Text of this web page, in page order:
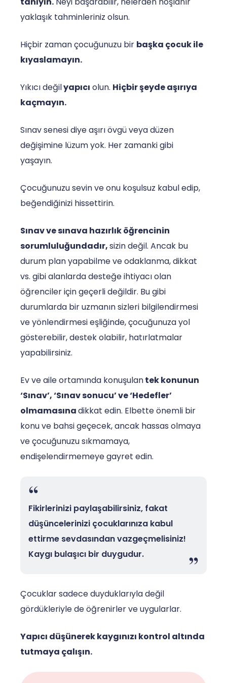
yaklaşık tahminleriniz olsun.
Hiçbir zaman çocuğunuzu bir başka çocuk ile
kıyaslamayın.
Yıkıcı değilyapıcı olun. Hiçbir şeyde aşırıya
kaçmayın.
Sınav senesi diye aşırı övgü veya düzen
değişimine lüzum yok. Her zamanki gibi
yaşayın.
Çocuğunuzu sevin ve onu koşulsuz kabul edip,
beğendiğinizi hissettirin.
Sınav ve sınava hazırlık öğrencinin
sorumluluğundadır,sizin değil. Ancak bu
durum plan yapabilme ve odaklanma, dikkat
vs. gibi alanlarda desteğe ihtiyacı olan
öğrenciler için geçerli değildir. Bu gibi
durumlarda bir uzmanın sizleri bilgilendirmesi
ve yönlendirmesi eşliğinde, çocuğunuza yol
gösterebilir, destek olabilir, hatırlatmalar
yapabilirsiniz.
Ev ve aile ortamında konuşulantek konunun
‘Sınav’, ‘Sınav sonucu’ ve ‘Hedefler’
olmamasınadikkat edin. Elbette önemli bir
konu ve bahsi geçecek, ancak hassas olmaya
ve çocuğunuzu sıkmamaya,
endişelendirmemeye gayret edin.
Fikirlerinizi paylaşabilirsiniz, fakat
düşüncelerinizi çocuklarınıza kabul
ettirme sevdasından vazgeçmelisiniz!
Kaygı bulaşıcı bir duygudur.
Çocuklar sadece duyduklarıyla değil
gördükleriyle de öğrenirler ve uygularlar.
Yapıcı düşünerek kaygınızı kontrol altında
tutmaya çalışın.